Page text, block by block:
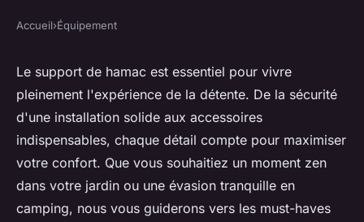
ÉQUIPEMENT
Support hamac : les
indispensables pour une
détente optimale
Pablo•10 janvier 2025•6 min de lecture
Accueil›Équipement
Le support de hamac est essentiel pour vivre
pleinement l'expérience de la détente. De la sécurité
d'une installation solide aux accessoires
indispensables, chaque détail compte pour maximiser
votre confort. Que vous souhaitiez un moment zen
dans votre jardin ou une évasion tranquille en
camping, nous vous guiderons vers les must-haves